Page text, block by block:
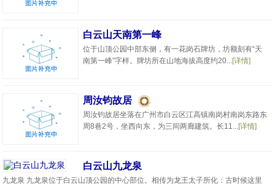
白云山天南第一峰
位于山顶公园中部东侧，有一花岗石牌坊，坊额刻有“天
南第一峰”字样。牌坊所在山地海拔高度约20...[详情]
周汝钧故居
周汝钧故居坐落在广州市白云区江高镇南岗村南岗东路东
周8巷2号，坐西向东，为三间两廊建筑。长11...[详情]
白云山九龙泉
九龙泉 九龙泉位于白云山顶公园的中心部位。相传为龙王太子所化：古时候这里